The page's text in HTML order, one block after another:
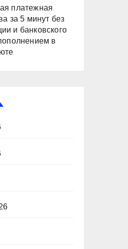
платежная
за 5 минут без
и банковского
в